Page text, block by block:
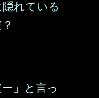
れている
」と言っ